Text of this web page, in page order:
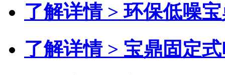
了解详情 >环保低噪
了解详情 > 宝鼎固定